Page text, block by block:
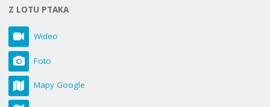
Z LOTU PTAKA
Wideo
Foto
Mapy Google